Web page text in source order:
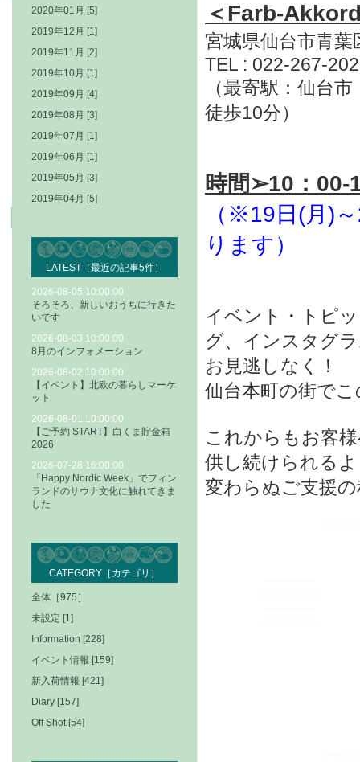
＜Farb-
宮城県仙台市青
TEL : 022-267-
（最寄駅：仙
徒歩10分）
時間➢10：00-
（※19日(月)
ります）
イベント・トピ
グ、インスタグ
お見逃しなく！
仙台本町の街で
これからもお客
供し続けられる
変わらぬご支援
2020年01月 [5]
2019年12月 [1]
2019年11月 [2]
2019年10月 [1]
2019年09月 [4]
2019年08月 [3]
2019年07月 [1]
2019年06月 [1]
2019年05月 [3]
2019年04月 [5]
LATEST［最近の記事5件］
2026-08-05 10:00:00
そろそろ、新しいおうちに行きた
いです
2026-08-03 10:00:00
8月のインフォメーション
2026-08-02 10:00:00
【イベント】北欧の暮らしマーケ
ット
2026-08-01 10:00:00
【ご予約 START】白くま貯金箱
2026
2026-07-28 16:00:00
「Happy Nordic Week」でフィン
ランドのサウナ文化に触れてきま
した
CATEGORY［カテゴリ］
全体［975］
未設定 [1]
Information [228]
イベント情報 [159]
新入荷情報 [421]
Diary [157]
Off Shot [54]